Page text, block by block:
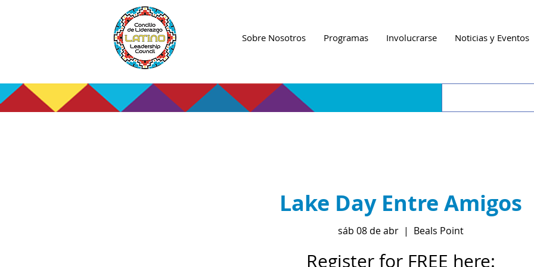
Sobre Nosotros Programas Involucrarse Noticias y Eventos
Lake Day Entre Amigos
sáb 08 de abr
  |
Beals Point
Register for FREE here: